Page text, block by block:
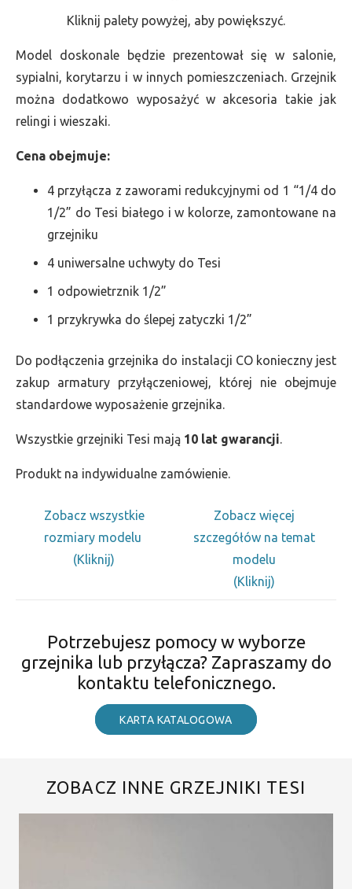
Kliknij palety powyżej, aby powiększyć.
Model doskonale będzie prezentował się w salonie,
sypialni, korytarzu i w innych pomieszczeniach. Grzejnik
można dodatkowo wyposażyć w akcesoria takie jak
relingi i wieszaki.
Cena obejmuje:
4 przyłącza z zaworami redukcyjnymi od 1 “1/4 do
1/2” do Tesi białego i w kolorze, zamontowane na
grzejniku
4 uniwersalne uchwyty do Tesi
1 odpowietrznik 1/2”
1 przykrywka do ślepej zatyczki 1/2”
Do podłączenia grzejnika do instalacji CO konieczny jest
zakup armatury przyłączeniowej, której nie obejmuje
standardowe wyposażenie grzejnika.
Wszystkie grzejniki Tesi mają 10 lat gwarancji.
Produkt na indywidualne zamówienie.
Zobacz wszystkie
rozmiary modelu
(Kliknij)
Zobacz więcej
szczegółów na temat
modelu
(Kliknij)
Potrzebujesz pomocy w wyborze
grzejnika lub przyłącza? Zapraszamy do
kontaktu telefonicznego.
KARTA KATALOGOWA
ZOBACZ INNE GRZEJNIKI TESI